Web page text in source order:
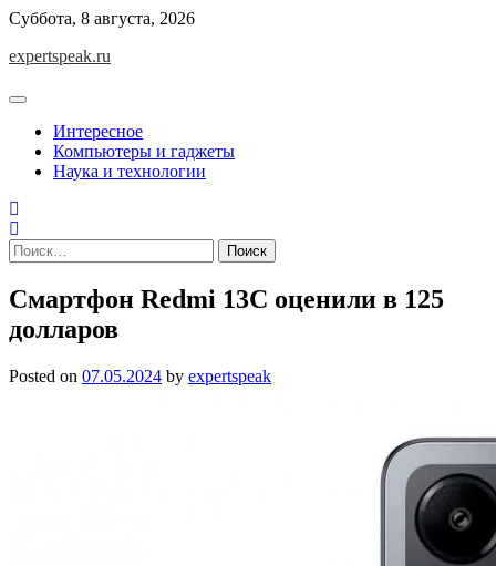
Skip
content
Суббота, 8 августа, 2026
expertspeak.ru
Интересное
Компьютеры и гаджеты
Наука и технологии
Найти:
Смартфон Redmi 13C оценили в 125
долларов
Posted on 07.05.2024 by expertspeak